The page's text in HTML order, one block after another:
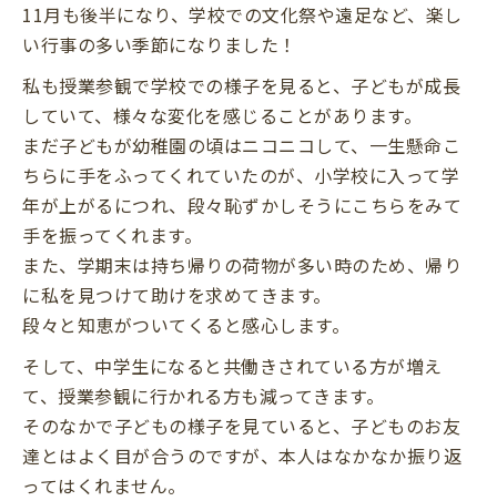
11月も後半になり、学校での文化祭や遠足など、楽し
い行事の多い季節になりました！
私も授業参観で学校での様子を見ると、子どもが成長
していて、様々な変化を感じることがあります。
まだ子どもが幼稚園の頃はニコニコして、一生懸命こ
ちらに手をふってくれていたのが、小学校に入って学
年が上がるにつれ、段々恥ずかしそうにこちらをみて
手を振ってくれます。
また、学期末は持ち帰りの荷物が多い時のため、帰り
に私を見つけて助けを求めてきます。
段々と知恵がついてくると感心します。
そして、中学生になると共働きされている方が増え
て、授業参観に行かれる方も減ってきます。
そのなかで子どもの様子を見ていると、子どものお友
達とはよく目が合うのですが、本人はなかなか振り返
ってはくれません。